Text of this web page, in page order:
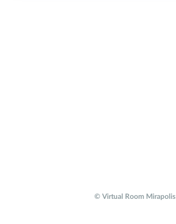
© Virtual Room Mirapolis